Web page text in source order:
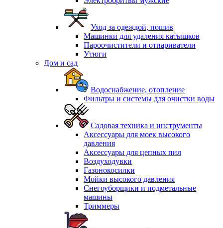
Уход за одеждой, пошив
Машинки для удаления катышков
Пароочистители и отпариватели
Утюги
Дом и сад
Водоснабжение, отопление
Фильтры и системы для очистки воды
Садовая техника и инструменты
Аксессуары для моек высокого
давления
Аксессуары для цепных пил
Воздуходувки
Газонокосилки
Мойки высокого давления
Снегоуборщики и подметальные
машины
Триммеры